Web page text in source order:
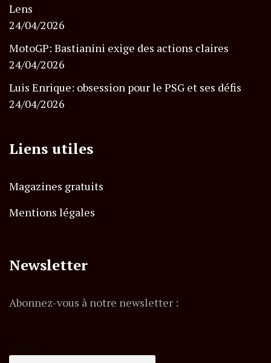
Lens
24/04/2026
MotoGP: Bastianini exige des actions claires
24/04/2026
Luis Enrique: obsession pour le PSG et ses défis
24/04/2026
Liens utiles
Magazines gratuits
Mentions légales
Newsletter
Abonnez-vous à notre newsletter :